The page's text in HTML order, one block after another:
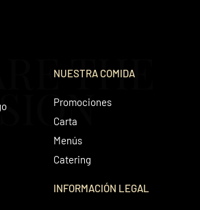
THE
NUESTRA COMIDA
Promociones
Carta
Menús
Catering
INFORMACIÓN LEGAL